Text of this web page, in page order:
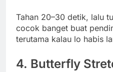
Tahan 20–30 detik, lalu
cocok banget buat
terutama kalau lo habis
4. Butterfly